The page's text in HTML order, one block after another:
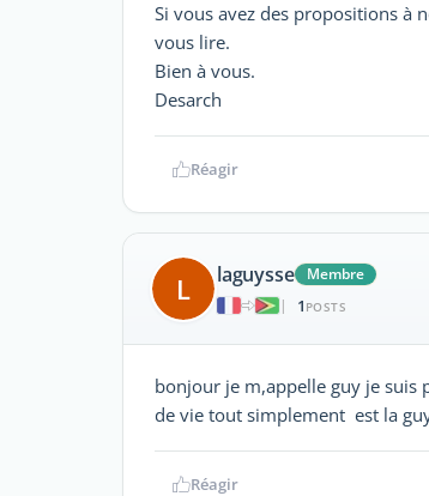
Si vous avez des propositions à
vous lire.
Bien à vous.
Desarch
Réagir
L laguysse
Membre
|
1 POSTS
bonjour je m,appelle guy je suis
de vie tout simplement est la
Réagir